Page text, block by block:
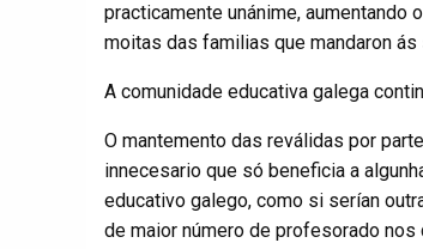
practicamente unánime,
moitas das familias que mandaron
A comunidade educativa galega
O mantemento das reválidas por
innecesario que só beneficia a
educativo galego, como si serían
de maior número de profesorado